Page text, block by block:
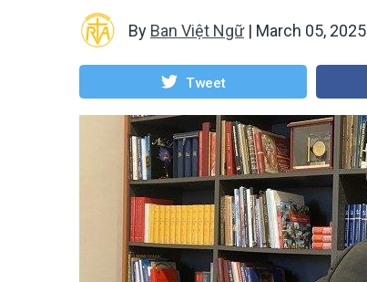
By Ban Việt Ngữ| March 05, 2025
Tweet